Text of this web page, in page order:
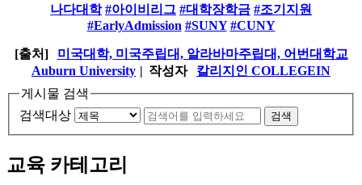
나다대학 #아이비리그 #대학장학금 #조기지원
#EarlyAdmission #SUNY #CUNY
[출처]
미국대학, 미국주립대, 알라바마주립대, 어번대학교
Auburn University | 작성자
칼리지인 COLLEGEIN
게시물 검색
검색대상
검색
교육 카테고리